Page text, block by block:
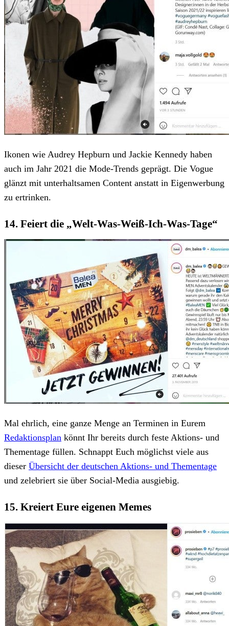
Ikonen wie Audrey Hepburn und Jackie Kennedy haben
auch im Jahr 2021 die Mode-Trends geprägt. Die Vogue
glänzt mit unterhaltsamen Content anstatt in Eigenwerbung
zu ertrinken.
14. Feiert die „Welt-Was-Weiß-Ich-Was-Tage“
Mal ehrlich, eine ganze Menge an Terminen in Eurem
Redaktionsplan könnt Ihr bereits durch feste Aktions- und
Thementage füllen. Schnappt Euch möglichst viele aus
dieser Übersicht der deutschen Aktions- und Thementage
und zelebriert sie über Social-Media ausgiebig.
15. Kreiert Eure eigenen Memes